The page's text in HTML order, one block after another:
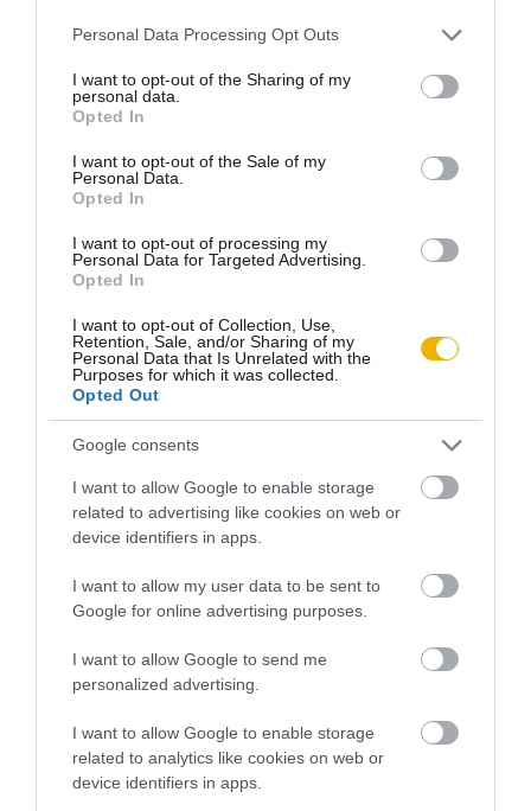
Please note that this website/app uses one or more Google
not limited to your visit or usage behaviour. You may click to
grant or deny consent to Google and its third-party tags to
use your data for below specified purposes in below Google
consent section.
Personal Data Processing Opt Outs
I want to opt-out of the Sharing of my
personal data.
Opted In
I want to opt-out of the Sale of my
Personal Data.
Opted In
I want to opt-out of processing my
Personal Data for Targeted Advertising.
Opted In
I want to opt-out of Collection, Use,
Retention, Sale, and/or Sharing of my
Personal Data that Is Unrelated with the
Purposes for which it was collected.
Opted Out
Google consents
I want to allow Google to enable storage
related to advertising like cookies on web or
device identifiers in apps.
I want to allow my user data to be sent to
Google for online advertising purposes.
I want to allow Google to send me
personalized advertising.
I want to allow Google to enable storage
related to analytics like cookies on web or
device identifiers in apps.
Ebből természetesen egy szó sem volt igaz.
a vádaskodásra. A hivatalos verzió szerint ugyanis 1791-ben
feleségül vette Rachel Donelsont, majd kiderült, hogy az
asszonyt előző férjétől elválasztott bírói döntés még nem
lépett érvénybe, s a házasságukat 1794-ben meg kellett
elhagyott asszonnyal, s amint a válás érvénybe lépett, össze
is házasodtak. Ma már valószínűleg senki sem kifogásolna
erkölcsi alapon egy hasonló történetet. A XVIII. század végi
Amerikában viszont jogi szempontból Jackson csábítást
követett el, mert évekig élt más ember feleségével.
Egy leendő First Lady halála
Ellenfelei természetesen alaposan kihasználták Jackson
házassági bonyodalmát.
„Egy elítélt csábítót és szeretőjét
kellene e szabad és keresztény ország legmagasabb
dalt írtak a következő szöveggel:„Ó, Andy! Ó, Andy? Hány
szert feleségre?”Hozzá kell tennünk, hogy Jacksonék
házassága rendkívül boldognak bizonyult. Jacksonról fűt-fát
elmondtak politikai ellenfelei, azt azonban senki sem